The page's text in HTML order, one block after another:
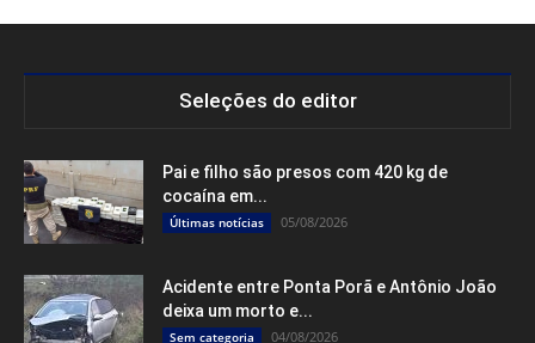
Seleções do editor
Pai e filho são presos com 420 kg de
cocaína em...
Últimas notícias 05/08/2026
Acidente entre Ponta Porã e Antônio João
deixa um morto e...
Sem categoria 04/08/2026